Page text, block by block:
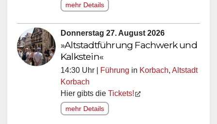
mehr Details
Donnerstag 27. August 2026
»Altstadtführung Fachwerk und
Kalkstein«
14:30 Uhr | Führung in Korbach, Altstadt
Korbach
Hier gibts die Tickets!
mehr Details